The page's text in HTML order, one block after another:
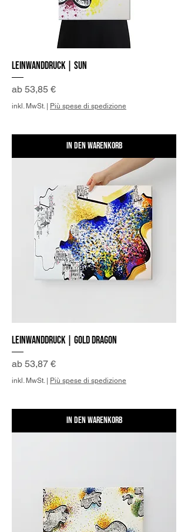
Leinwanddruck | Sun
ab 53,85 €
Sale-Preis
inkl. MwSt.| Più spese di spedizione
In den Warenkorb
Leinwanddruck | Gold Dragon
ab 53,87 €
Sale-Preis
inkl. MwSt. | Più spese di spedizione
In den Warenkorb